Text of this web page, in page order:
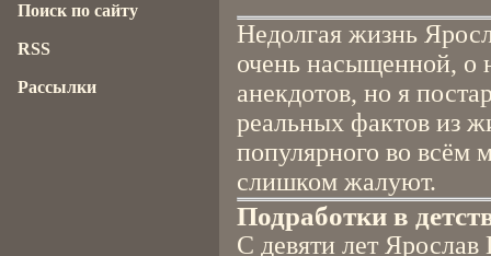
Недолгая жизнь
очень насыщенной, о
анекдотов, но я
реальных фактов из
популярного во всём
слишком жалуют.
Подработки в
С девяти лет
Поиск по сайту
RSS
Рассылки